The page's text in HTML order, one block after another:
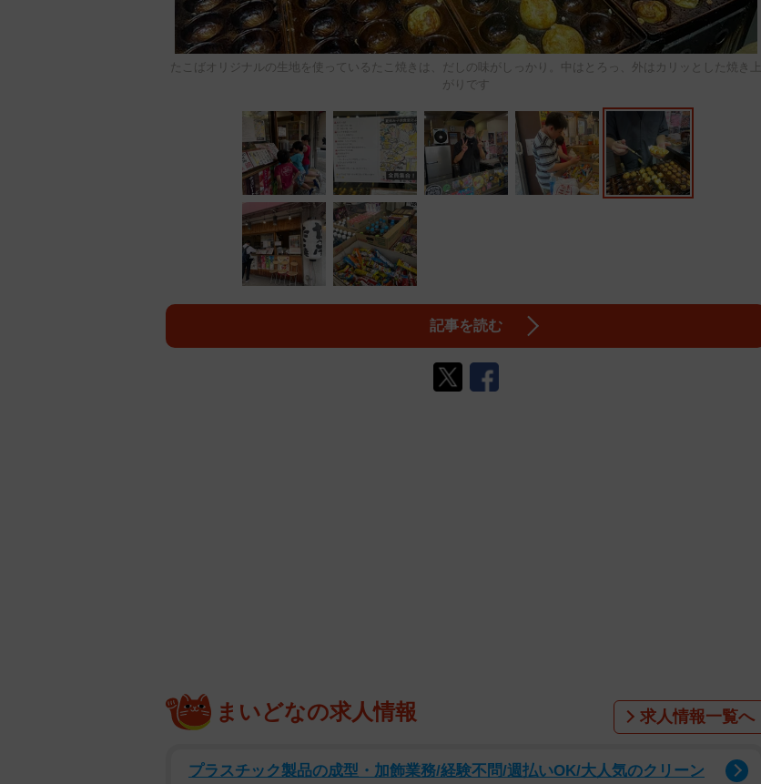
たこばオリジナルの生地を使っているたこ焼きは、だしの味がしっかり。中はとろっ、外はカリッとした焼き上
がりです
記事を読む
まいどなの求人情報 求人情報一覧へ
プラスチック製品の成型・加飾業務/経験不問/週払いOK/大人気のクリーン